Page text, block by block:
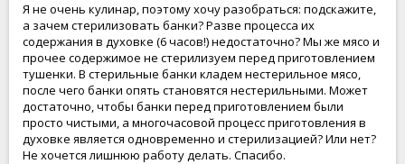
Я не очень кулинар, поэтому хочу разобраться: подскажите,
а зачем стерилизовать банки? Разве процесса их
содержания в духовке (6 часов!) недостаточно? Мы же мясо и
прочее содержимое не стерилизуем перед приготовлением
тушенки. В стерильные банки кладем нестерильное мясо,
после чего банки опять становятся нестерильными. Может
достаточно, чтобы банки перед приготовлением были
просто чистыми, а многочасовой процесс приготовления в
духовке является одновременно и стерилизацией? Или нет?
Не хочется лишнюю работу делать. Спасибо.